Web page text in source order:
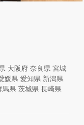
大阪府 奈良県 宮城
媛県 愛知県 新潟県
馬県 茨城県 長崎県